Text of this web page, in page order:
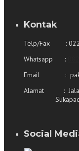
Kontak
Telp/Fax : 022
Whatsapp :
Email :
Alamat :
Sukapada,
Social